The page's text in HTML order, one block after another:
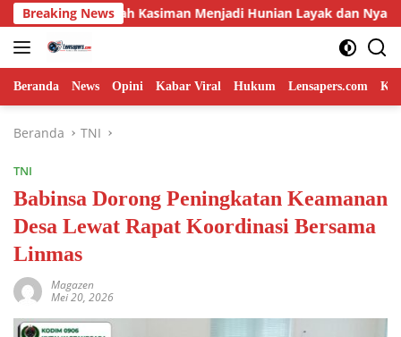
Langsung
ke
konten
Breaking News
Kasiman Menjadi Hunian Layak dan Nyaman
Beranda News Opini Kabar Viral Hukum Lensapers.com
Beranda TNI
TNI
Babinsa Dorong Peningkatan Keamanan
Desa Lewat Rapat Koordinasi Bersama
Linmas
Magazen
Mei 20, 2026